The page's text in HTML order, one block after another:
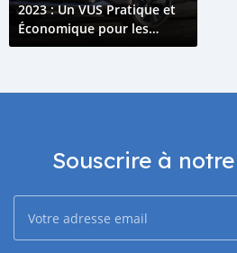
2023 : Un VUS Pratique et
Économique pour les
Comores
Souscrire à